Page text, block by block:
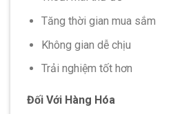
Tăng thời gian mua sắm
Không gian dễ chịu
Trải nghiệm tốt hơn
Đối Với Hàng Hóa